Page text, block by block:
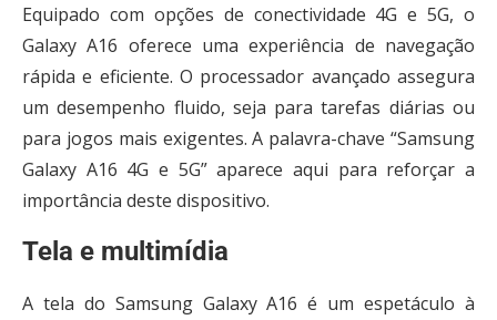
Equipado com opções de conectividade 4G e 5G, o
Galaxy A16 oferece uma experiência de navegação
rápida e eficiente. O processador avançado assegura
um desempenho fluido, seja para tarefas diárias ou
para jogos mais exigentes. A palavra-chave “Samsung
Galaxy A16 4G e 5G” aparece aqui para reforçar a
importância deste dispositivo.
Tela e multimídia
A tela do Samsung Galaxy A16 é um espetáculo à